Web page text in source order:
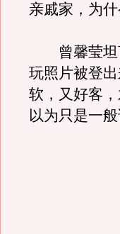
亲戚家，为
曾馨莹坦
玩照片被登
软，又好客
以为只是一